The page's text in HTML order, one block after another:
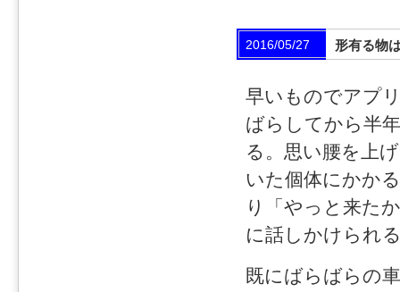
2016/05/27 形有る物
早いものでアプ
ばらしてから半
る。思い腰を上
いた個体にかか
り「やっと来た
に話しかけられ
既にばらばらの